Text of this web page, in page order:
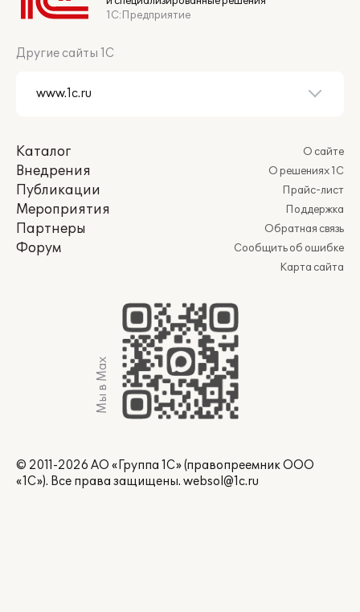
1С:Предприятие
Другие сайты 1С
Каталог
Внедрения
Публикации
Мероприятия
Партнеры
Форум
О сайте
О решениях 1С
Прайс-лист
Поддержка
Обратная связь
Сообщить об ошибке
Карта сайта
Мы в Max
© 2011-2026 АО «Группа 1С» (правопреемник ООО
«1С»). Все права защищены. websol@1c.ru